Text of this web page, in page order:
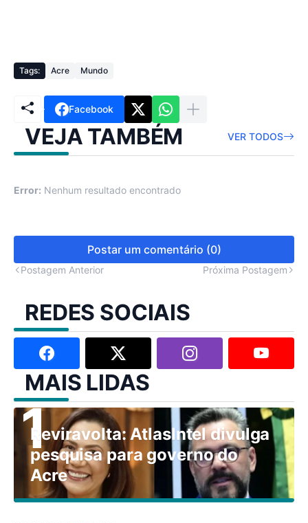
Tags: Acre Mundo
Facebook
VEJA TAMBÉM VER TODOS
Error: Nenhum resultado encontrado
Postar um comentário (0)
Postagem Anterior Próxima Postagem
REDES SOCIAIS
MAIS LIDAS
Reviravolta: AtlasIntel divulga
pesquisa para governo do
Acre